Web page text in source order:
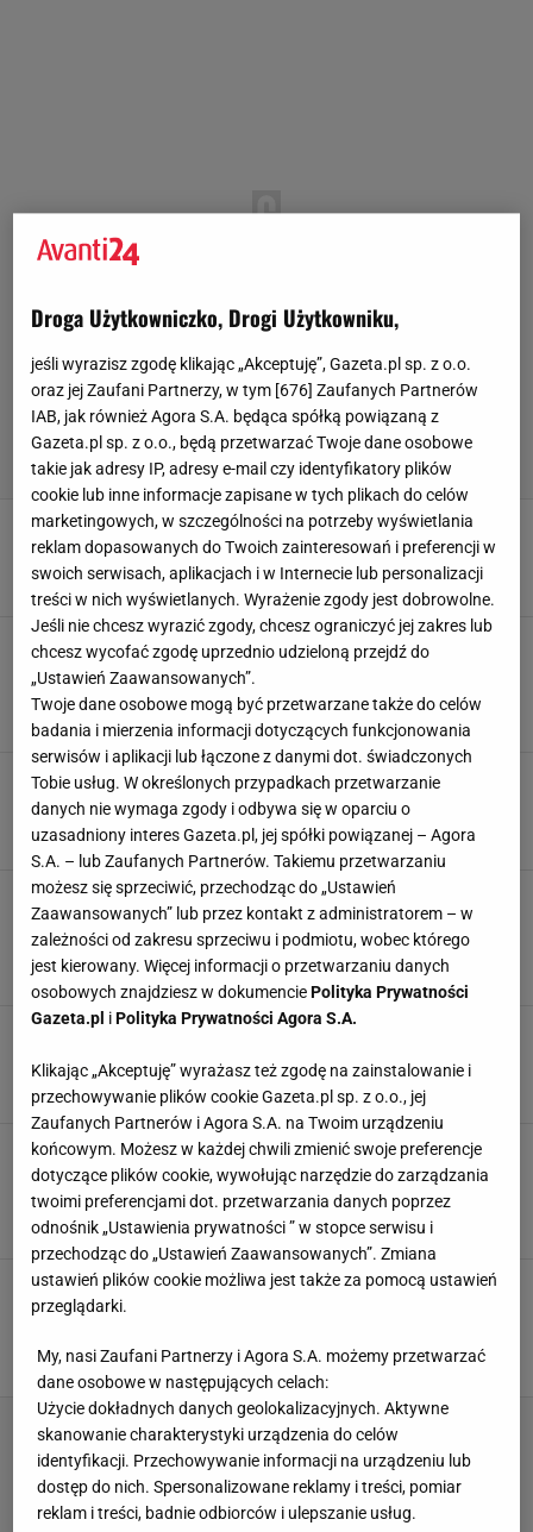
Stylowy duet, który pokochały influencerki! Ten
komplet podbija trendy tego sezonu
M P,5 LISTOPADA 2024, 13:19
Męskie swetry na sezon jesień zima
2024/2025. Najmodniejsze propozycje kupisz
teraz na wyprzedaży!
Agata Zielińska,5 LISTOPADA 2024, 12:41
Te dziergane kardigany otulą niczym miękki
kocyk. Piękne i za ułamek ceny
OFERTY AVANTI24
Modne kardigany na jesień - romantyczne,
retro oraz dziergane perełki z szaf stylowych
babć
Marta Podściańska,4 LISTOPADA 2024, 16:09
Nowości skandynawskich marek. Ten wełniany
OFERTY AVANTI24
Marka Bizuu jak zawsze zachwyca. Kwieciste
motywy to strzał w dziesiątkę na jesień. Spójrz
na tę sukienkę!
Natalia Szyperek,28 PAŹDZIERNIKA 2024, 17:55
Te grube, mięsiste swetry zapewnią ciepło, a
OFERTY AVANTI24
Droga Użytkowniczko, Drogi Użytkowniku,
jeśli wyrazisz zgodę klikając „Akceptuję”, Gazeta.pl sp. z o.o.
oraz jej Zaufani Partnerzy, w tym [676] Zaufanych Partnerów
IAB, jak również Agora S.A. będąca spółką powiązaną z
Gazeta.pl sp. z o.o., będą przetwarzać Twoje dane osobowe
takie jak adresy IP, adresy e-mail czy identyfikatory plików
cookie lub inne informacje zapisane w tych plikach do celów
marketingowych, w szczególności na potrzeby wyświetlania
reklam dopasowanych do Twoich zainteresowań i preferencji w
swoich serwisach, aplikacjach i w Internecie lub personalizacji
treści w nich wyświetlanych. Wyrażenie zgody jest dobrowolne.
Jeśli nie chcesz wyrazić zgody, chcesz ograniczyć jej zakres lub
chcesz wycofać zgodę uprzednio udzieloną przejdź do
„Ustawień Zaawansowanych”.
Twoje dane osobowe mogą być przetwarzane także do celów
badania i mierzenia informacji dotyczących funkcjonowania
serwisów i aplikacji lub łączone z danymi dot. świadczonych
Tobie usług. W określonych przypadkach przetwarzanie
danych nie wymaga zgody i odbywa się w oparciu o
uzasadniony interes Gazeta.pl, jej spółki powiązanej – Agora
S.A. – lub Zaufanych Partnerów. Takiemu przetwarzaniu
możesz się sprzeciwić, przechodząc do „Ustawień
Zaawansowanych” lub przez kontakt z administratorem – w
zależności od zakresu sprzeciwu i podmiotu, wobec którego
jest kierowany. Więcej informacji o przetwarzaniu danych
osobowych znajdziesz w dokumenciePolityka Prywatności
Gazeta.pl iPolityka Prywatności Agora S.A.
Klikając „Akceptuję” wyrażasz też zgodę na zainstalowanie i
przechowywanie plików cookie Gazeta.pl sp. z o.o., jej
Zaufanych Partnerów i Agora S.A. na Twoim urządzeniu
końcowym. Możesz w każdej chwili zmienić swoje preferencje
dotyczące plików cookie, wywołując narzędzie do zarządzania
twoimi preferencjami dot. przetwarzania danych poprzez
odnośnik „Ustawienia prywatności ” w stopce serwisu i
przechodząc do „Ustawień Zaawansowanych”. Zmiana
ustawień plików cookie możliwa jest także za pomocą ustawień
przeglądarki.
My, nasi Zaufani Partnerzy i Agora S.A. możemy przetwarzać
dane osobowe w następujących celach:
Użycie dokładnych danych geolokalizacyjnych. Aktywne
skanowanie charakterystyki urządzenia do celów
identyfikacji. Przechowywanie informacji na urządzeniu lub
dostęp do nich. Spersonalizowane reklamy i treści, pomiar
reklam i treści, badnie odbiorców i ulepszanie usług.